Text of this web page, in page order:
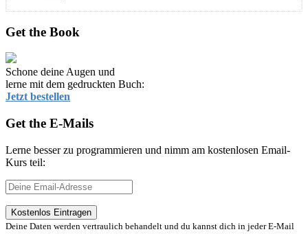
Get the Book
Schone deine Augen und
lerne mit dem gedruckten Buch:
Jetzt bestellen
Get the E-Mails
Lerne besser zu programmieren und nimm am kostenlosen Email-
Kurs teil:
Deine Daten werden vertraulich behandelt und du kannst dich in jeder E-Mail